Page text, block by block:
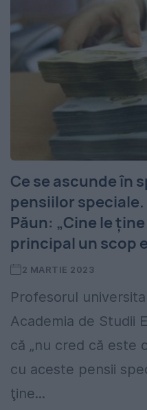
Ce se ascunde în
pensiilor
Păun: „Cine le
principal un scop
2 MARTIE 2023
Profesorul
Academia de Studii
că „nu cred că este
cu aceste pensii
ţine...